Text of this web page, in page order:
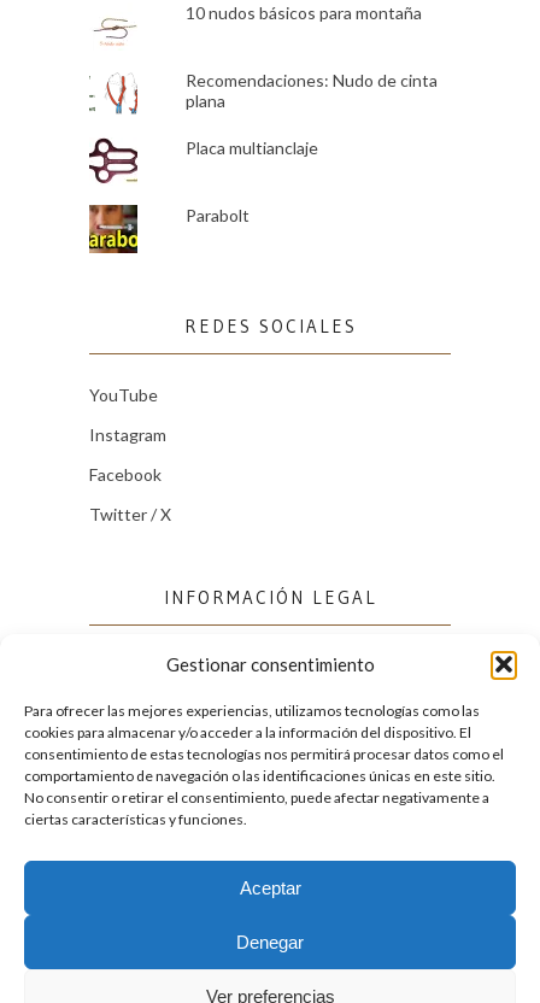
Gestionar consentimiento
Para ofrecer las mejores experiencias, utilizamos tecnologías como las
cookies para almacenar y/o acceder a la información del dispositivo. El
consentimiento de estas tecnologías nos permitirá procesar datos como el
comportamiento de navegación o las identificaciones únicas en este sitio.
No consentir o retirar el consentimiento, puede afectar negativamente a
ciertas características y funciones.
Aceptar
Denegar
Ver preferencias
10 nudos básicos para montaña
Recomendaciones: Nudo de cinta
plana
Placa multianclaje
Parabolt
REDES SOCIALES
YouTube
Instagram
Facebook
Twitter / X
INFORMACIÓN LEGAL
Política de cookies (UE)
Política de privacidad
FACEBOOK